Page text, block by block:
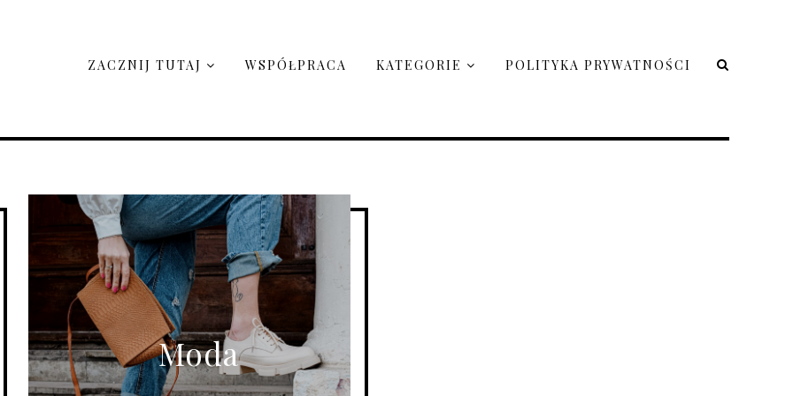
ZACZNIJ TUTAJ WSPÓŁPRACA KATEGORIE POLITYKA PRYWATNOŚCI
Moda